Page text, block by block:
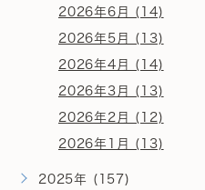
2026年6月 (14)
2026年5月 (13)
2026年4月 (14)
2026年3月 (13)
2026年2月 (12)
2026年1月 (13)
2025年 (157)